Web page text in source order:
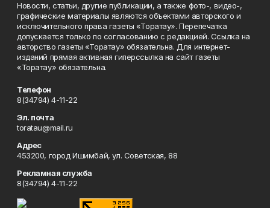
Новости, статьи, другие публикации, а также фото-, видео-,
графические материалы являются объектами авторского и
исключительного права газеты «Торатау». Перепечатка
допускается только по согласованию с редакцией. Ссылка на
авторство газеты «Торатау» обязательна. Для интернет-
изданий прямая активная гиперссылка на сайт газеты
«Торатау» обязательна.
Телефон
8(34794) 4-11-22
Эл. почта
toratau@mail.ru
Адрес
453200, город Ишимбай, ул. Советская, 88
Рекламная служба
8(34794) 4-11-22